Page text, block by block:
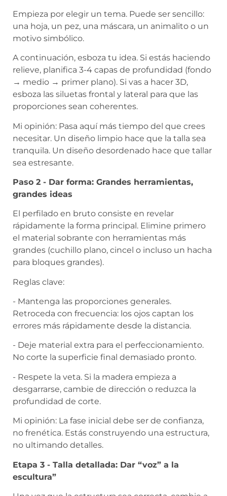
Empieza por elegir un tema. Puede ser sencillo:
una hoja, un pez, una máscara, un animalito o un
motivo simbólico.
A continuación, esboza tu idea. Si estás haciendo
relieve, planifica 3-4 capas de profundidad (fondo
→ medio → primer plano). Si vas a hacer 3D,
esboza las siluetas frontal y lateral para que las
proporciones sean coherentes.
Mi opinión: Pasa aquí más tiempo del que crees
necesitar. Un diseño limpio hace que la talla sea
tranquila. Un diseño desordenado hace que tallar
sea estresante.
Paso 2 - Dar forma: Grandes herramientas,
grandes ideas
El perfilado en bruto consiste en revelar
rápidamente la forma principal. Elimine primero
el material sobrante con herramientas más
grandes (cuchillo plano, cincel o incluso un hacha
para bloques grandes).
Reglas clave:
- Mantenga las proporciones generales.
Retroceda con frecuencia: los ojos captan los
errores más rápidamente desde la distancia.
- Deje material extra para el perfeccionamiento.
No corte la superficie final demasiado pronto.
- Respete la veta. Si la madera empieza a
desgarrarse, cambie de dirección o reduzca la
profundidad de corte.
Mi opinión: La fase inicial debe ser de confianza,
no frenética. Estás construyendo una estructura,
no ultimando detalles.
Etapa 3 - Talla detallada: Dar “voz” a la
escultura”